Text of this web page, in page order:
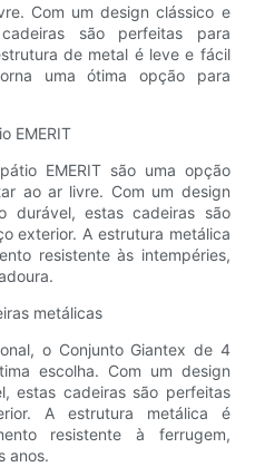
Com um design clássico e
são perfeitas para
de metal é leve e fácil
uma ótima opção para
EMERIT
EMERIT são uma opção
ao ar livre. Com um design
durável, estas cadeiras são
exterior. A estrutura metálica
resistente às intempéries,
metálicas
o Conjunto Giantex de 4
escolha. Com um design
estas cadeiras são perfeitas
A estrutura metálica é
resistente à ferrugem,
anos.